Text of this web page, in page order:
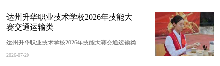
达州升华职业技术学校2026年技能大
赛交通运输类
达州升华职业技术学校2026年技能大赛交通运输类
2026-07-20